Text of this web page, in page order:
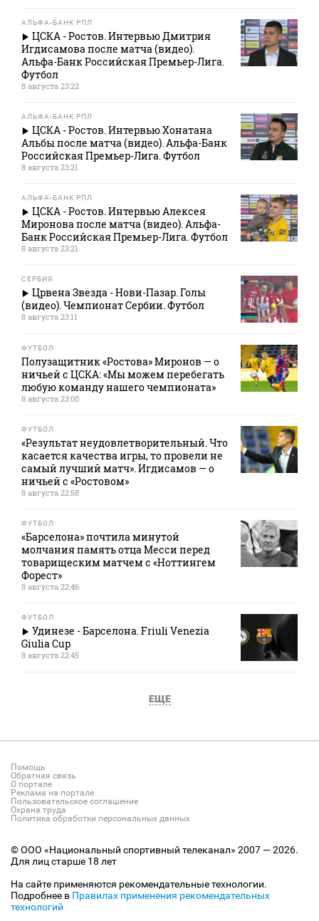
АЛЬФА-БАНК РПЛ
ЦСКА - Ростов. Интервью Дмитрия
Игдисамова после матча (видео).
Альфа-Банк Российская Премьер-Лига.
Футбол
8 августа 23:22
АЛЬФА-БАНК РПЛ
ЦСКА - Ростов. Интервью Хонатана
Альбы после матча (видео). Альфа-Банк
Российская Премьер-Лига. Футбол
8 августа 23:21
АЛЬФА-БАНК РПЛ
ЦСКА - Ростов. Интервью Алексея
Миронова после матча (видео). Альфа-
Банк Российская Премьер-Лига. Футбол
8 августа 23:21
СЕРБИЯ
Црвена Звезда - Нови-Пазар. Голы
(видео). Чемпионат Сербии. Футбол
8 августа 23:11
ФУТБОЛ
Полузащитник «Ростова» Миронов — о
ничьей с ЦСКА: «Мы можем перебегать
любую команду нашего чемпионата»
8 августа 23:00
ФУТБОЛ
«Результат неудовлетворительный. Что
касается качества игры, то провели не
самый лучший матч». Игдисамов — о
ничьей с «Ростовом»
8 августа 22:58
ФУТБОЛ
«Барселона» почтила минутой
молчания память отца Месси перед
товарищеским матчем с «Ноттингем
Форест»
8 августа 22:46
ФУТБОЛ
Удинезе - Барселона. Friuli Venezia
Giulia Cup
8 августа 22:45
ЕЩЕ
Помощь
Обратная связь
О портале
Реклама на портале
Пользовательское соглашение
Охрана труда
Политика обработки персональных данных
© ООО «Национальный спортивный телеканал» 2007 — 2026.
Для лиц старше 18 лет
На сайте применяются рекомендательные технологии.
Подробнее в Правилах применения рекомендательных
технологий